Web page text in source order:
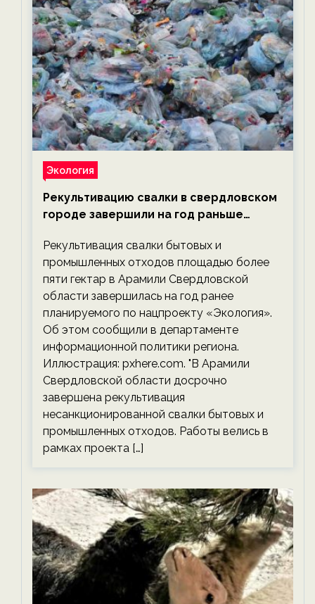
Экология
Рекультивацию свалки в свердловском
городе завершили на год раньше
экологии на ECOportal
Рекультивация свалки бытовых и
промышленных отходов площадью более
пяти гектар в Арамили Свердловской
области завершилась на год ранее
планируемого по нацпроекту «Экология».
Об этом сообщили в департаменте
информационной политики региона.
Иллюстрация: pxhere.com. "В Арамили
Свердловской области досрочно
завершена рекультивация
несанкционированной свалки бытовых и
промышленных отходов. Работы велись в
рамках проекта […]